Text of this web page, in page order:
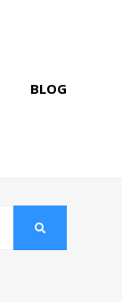
BLOG